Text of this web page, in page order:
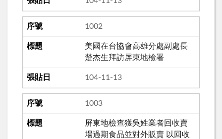
1002
美國在台協會高雄分處副處長
楚杰生拜訪屏東地檢署
104-11-13
1003
屏東地檢查獲吳姓業者回收賣
場過期食品並對外販賣 以回收